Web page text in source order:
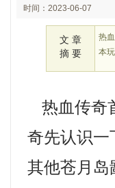
时间：2023-06-07
文 章
摘 要
热
本
热血传奇
奇先认识一
其他苍月岛